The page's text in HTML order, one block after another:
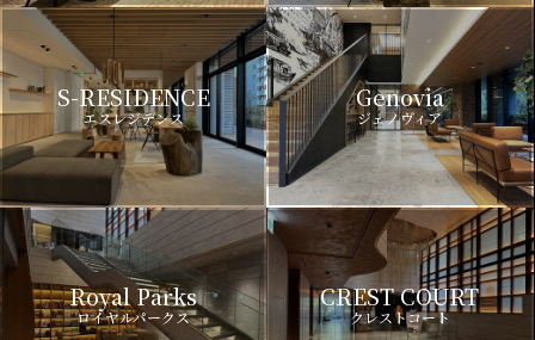
S-RESIDENCE
エスレジデンス
Genovia
ジェノヴィア
Royal Parks
ロイヤルパークス
CREST COURT
クレストコート